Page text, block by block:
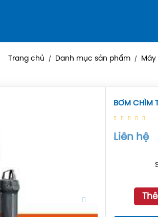
Trang chủ / Danh mục sản phẩm / Máy
BƠM CHÌM
Liên hệ